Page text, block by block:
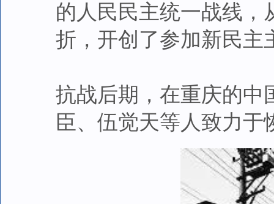
的人民民主统一战线，
折，开创了参加新民主
抗战后期，在重庆的中
臣、伍觉天等人致力